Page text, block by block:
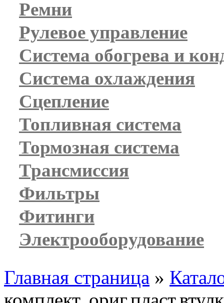
Ремни
Рулевое управление
Система обогрева и
Система охлаждения
Сцепление
Топливная система
Тормозная система
Трансмиссия
Фильтры
Фитинги
Электрооборудование
Главная страница »